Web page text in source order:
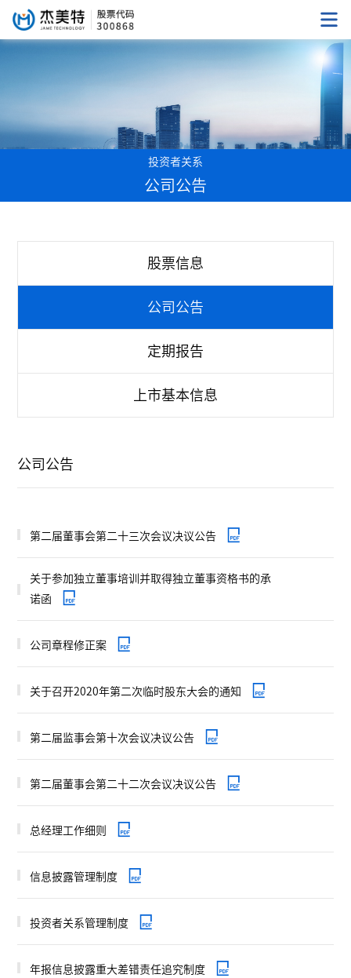
投资者关系
公司公告
股票信息
公司公告
定期报告
上市基本信息
公司公告
第二届董事会第二十三次会议决议公告
关于参加独立董事培训并取得独立董事资格书的承
诺函
公司章程修正案
关于召开2020年第二次临时股东大会的通知
第二届监事会第十次会议决议公告
第二届董事会第二十二次会议决议公告
总经理工作细则
信息披露管理制度
投资者关系管理制度
年报信息披露重大差错责任追究制度